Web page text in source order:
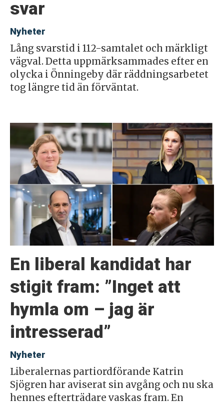
svar
Nyheter
Lång svarstid i 112-samtalet och märkligt
vägval. Detta uppmärksammades efter en
olycka i Önningeby där räddningsarbetet
tog längre tid än förväntat.
En liberal kandidat har
stigit fram: ”Inget att
hymla om – jag är
intresserad”
Nyheter
Liberalernas partiordförande Katrin
Sjögren har aviserat sin avgång och nu ska
hennes efterträdare vaskas fram. En